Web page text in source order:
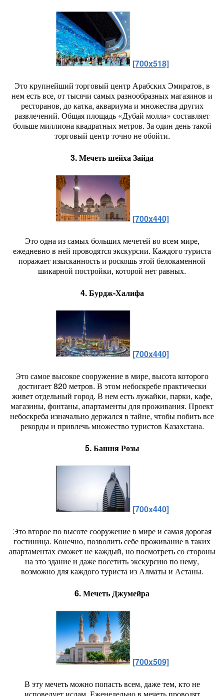
[700x518]
Это крупнейший торговый центр Арабских Эмиратов, в
нем есть все, от тысячи самых разнообразных магазинов и
ресторанов, до катка, аквариума и множества других
развлечений. Общая площадь «Дубай молла» составляет
больше миллиона квадратных метров. За один день такой
торговый центр точно не обойти.
3. Мечеть шейха Зайда
[700x440]
Это одна из самых больших мечетей во всем мире,
ежедневно в ней проводятся экскурсии. Каждого туриста
поражает изысканность и роскошь этой белокаменной
шикарной постройки, которой нет равных.
4. Бурдж-Халифа
[700x440]
Это самое высокое сооружение в мире, высота которого
достигает 820 метров. В этом небоскребе практически
живет отдельный город. В нем есть лужайки, парки, кафе,
магазины, фонтаны, апартаменты для проживания. Проект
небоскреба изначально держался в тайне, чтобы побить все
рекорды и привлечь множество туристов Казахстана.
5. Башня Розы
[700x440]
Это второе по высоте сооружение в мире и самая дорогая
гостиница. Конечно, позволить себе проживание в таких
апартаментах сможет не каждый, но посмотреть со стороны
на это здание и даже посетить экскурсию по нему,
возможно для каждого туриста из Алматы и Астаны.
6. Мечеть Джумейра
[700x509]
В эту мечеть можно попасть всем, даже тем, кто не